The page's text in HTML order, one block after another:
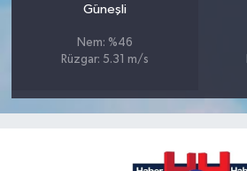
Güneşli
Nem: %46
Rüzgar: 5.31 m/s